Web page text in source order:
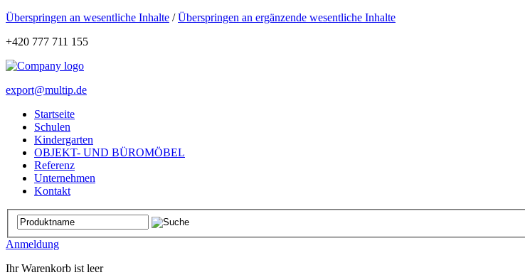
Überspringen an wesentliche Inhalte /Überspringen an ergänzende wesentliche Inhalte
+420 777 711 155
export@multip.de
Startseite
Schulen
Kindergarten
OBJEKT- UND BÜROMÖBEL
Referenz
Unternehmen
Kontakt
Anmeldung
Ihr Warenkorb ist leer